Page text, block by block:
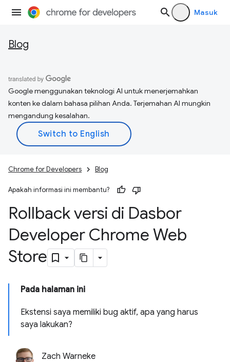
Masuk
Blog
Google menggunakan teknologi AI untuk menerjemahkan
konten ke dalam bahasa pilihan Anda. Terjemahan AI mungkin
mengandung kesalahan.
Chrome for Developers Blog
Apakah informasi ini membantu?
Rollback versi di Dasbor
Developer Chrome Web
Store
Pada halaman ini
Ekstensi saya memiliki bug aktif, apa yang harus
saya lakukan?
Zach Warneke